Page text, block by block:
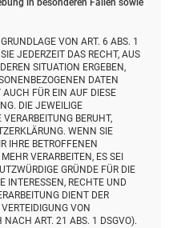
in besonderen Fällen sowie
VON ART. 6 ABS. 1
JEDERZEIT DAS RECHT, AUS
SITUATION ERGEBEN,
DATEN
AUCH FÜR EIN AUF DIESE
DIE JEWEILIGE
BERUHT,
WENN SIE
IHRE BETROFFENEN
VERARBEITEN, ES SEI
GRÜNDE FÜR DIE
INTERESSEN, RECHTE UND
DIENT DER
VON
NACH ART. 21 ABS. 1 DSGVO).